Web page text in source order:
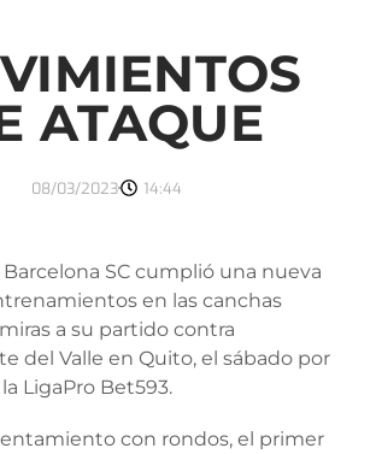
ATAQUE
08/03/2023 14:44
SC cumplió una nueva
en las canchas
a su partido contra
del Valle en Quito, el sábado por
LigaPro Bet593.
con rondos, el primer